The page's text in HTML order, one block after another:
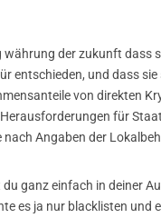
der zukunft dass
entschieden, und dass
von direkten
für
Angaben der
ganz einfach in deiner
es ja nur blacklisten